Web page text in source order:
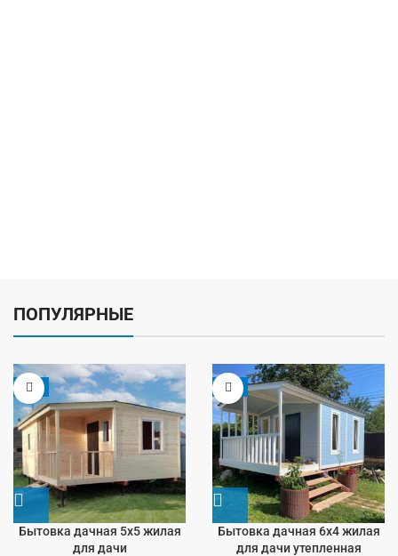
ПОПУЛЯРНЫЕ
-5%
Бытовка дачная 5х5 жилая
для дачи
-9%
Бытовка дачная 6х4 жилая
для дачи утепленная